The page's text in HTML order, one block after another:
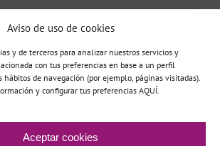
Aviso de uso de cookies
y de terceros para analizar nuestros servicios y
con tus preferencias en base a un perfil
de navegación (por ejemplo, páginas visitadas).
y configurar tus preferencias AQUÍ.
Aceptar cookies